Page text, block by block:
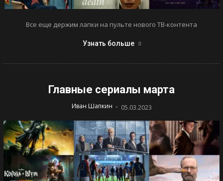
Все еще держим лапки на пульте нового ТВ-контента
Узнать больше
Главные сериалы марта
Иван Шапкин - 05.03.2023